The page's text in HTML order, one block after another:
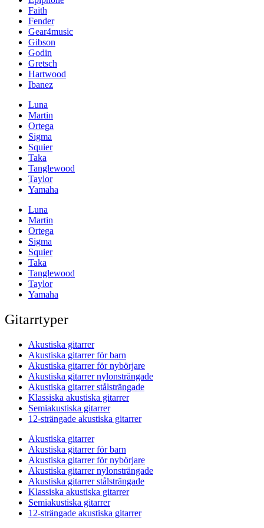
Faith
Fender
Gear4music
Gibson
Godin
Gretsch
Hartwood
Ibanez
Luna
Martin
Ortega
Sigma
Squier
Taka
Tanglewood
Taylor
Yamaha
Luna
Martin
Ortega
Sigma
Squier
Taka
Tanglewood
Taylor
Yamaha
Gitarrtyper
Akustiska gitarrer
Akustiska gitarrer för barn
Akustiska gitarrer för nybörjare
Akustiska gitarrer nylonsträngade
Akustiska gitarrer stålsträngade
Klassiska akustiska gitarrer
Semiakustiska gitarrer
12-strängade akustiska gitarrer
Akustiska gitarrer
Akustiska gitarrer för barn
Akustiska gitarrer för nybörjare
Akustiska gitarrer nylonsträngade
Akustiska gitarrer stålsträngade
Klassiska akustiska gitarrer
Semiakustiska gitarrer
12-strängade akustiska gitarrer